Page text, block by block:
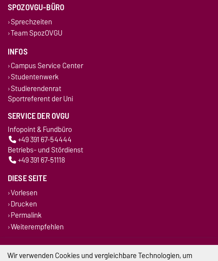
SPOZOVGU-BÜRO
Sprechzeiten
Team SpozOVGU
INFOS
Campus Service Center
Studentenwerk
Studierendenrat
Sportreferent der Uni
SERVICE DER OVGU
Infopoint & Fundbüro
+49 391 67-54444
Betriebs- und Stördienst
+49 391 67-51118
DIESE SEITE
Vorlesen
Drucken
Permalink
Weiterempfehlen
Impressum
Wir verwenden Cookies und vergleichbare Technologien, um